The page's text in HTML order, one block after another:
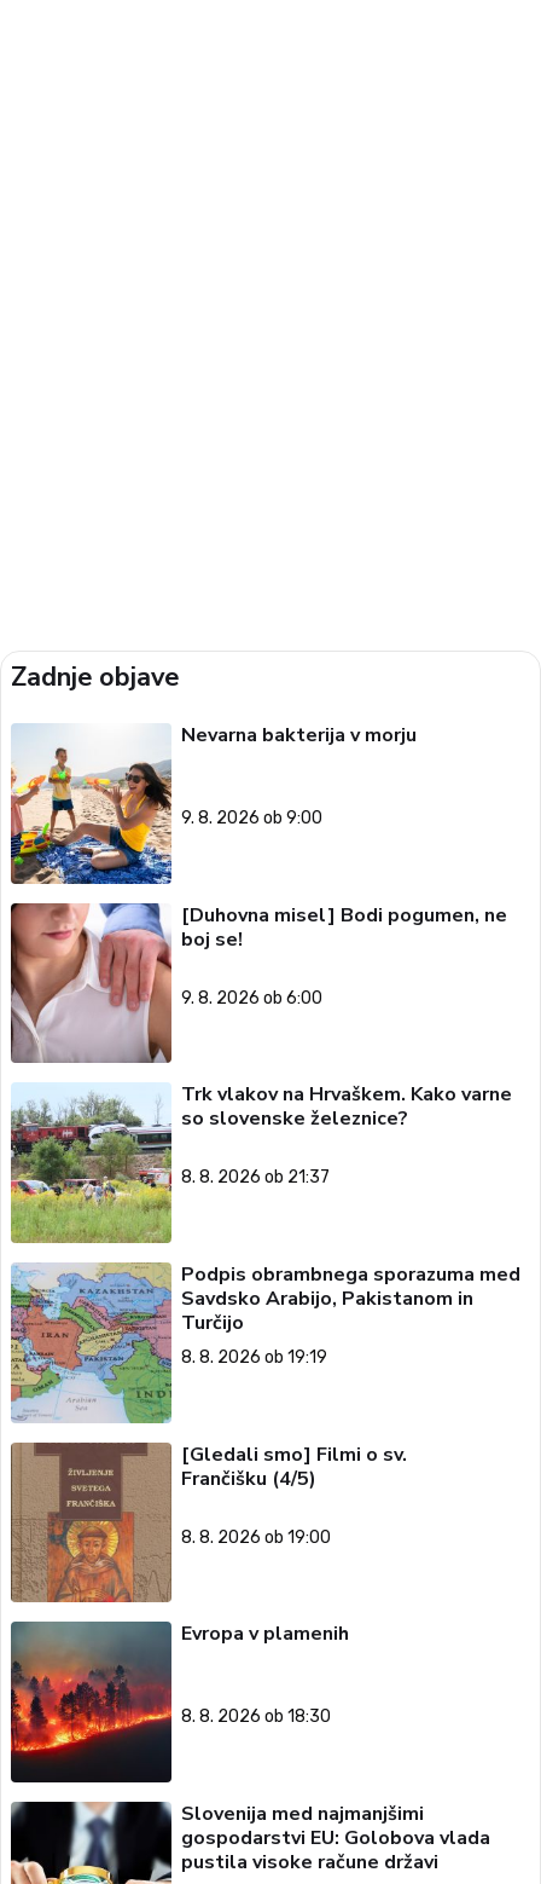
Zadnje objave
Nevarna bakterija v morju
9. 8. 2026 ob 9:00
[Duhovna misel] Bodi pogumen, ne
boj se!
9. 8. 2026 ob 6:00
Trk vlakov na Hrvaškem. Kako varne
so slovenske železnice?
8. 8. 2026 ob 21:37
Podpis obrambnega sporazuma med
Savdsko Arabijo, Pakistanom in
Turčijo
8. 8. 2026 ob 19:19
[Gledali smo] Filmi o sv.
Frančišku (4/5)
8. 8. 2026 ob 19:00
Evropa v plamenih
8. 8. 2026 ob 18:30
Slovenija med najmanjšimi
gospodarstvi EU: Golobova vlada
pustila visoke račune državi